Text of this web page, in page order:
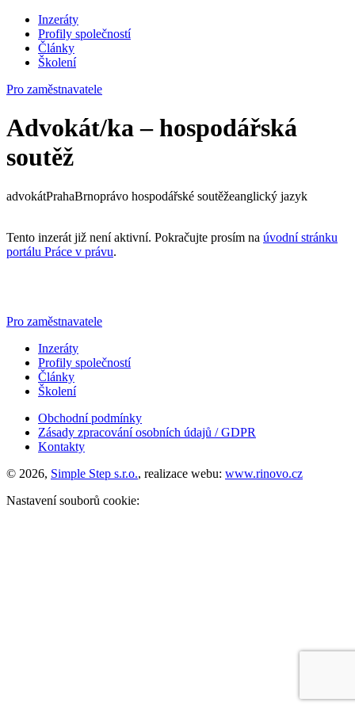
Inzeráty
Profily společností
Články
Školení
Pro zaměstnavatele
Advokát/ka – hospodářská
soutěž
advokátPrahaBrnoprávo hospodářské soutěžeanglický jazyk
Tento inzerát již není aktivní. Pokračujte prosím na úvodní stránku
portálu Práce v právu.
Pro zaměstnavatele
Inzeráty
Profily společností
Články
Školení
Obchodní podmínky
Zásady zpracování osobních údajů / GDPR
Kontakty
© 2026, Simple Step s.r.o., realizace webu: www.rinovo.cz
Nastavení souborů cookie: